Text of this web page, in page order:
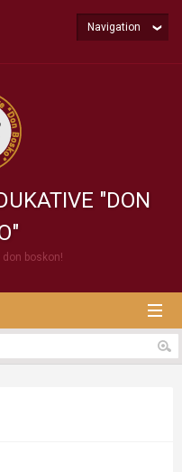
"DON
boskon!
Navigation